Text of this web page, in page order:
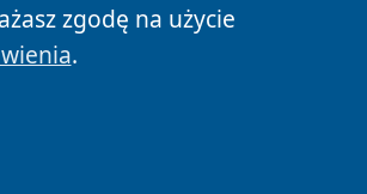
zgodę na użycie
.